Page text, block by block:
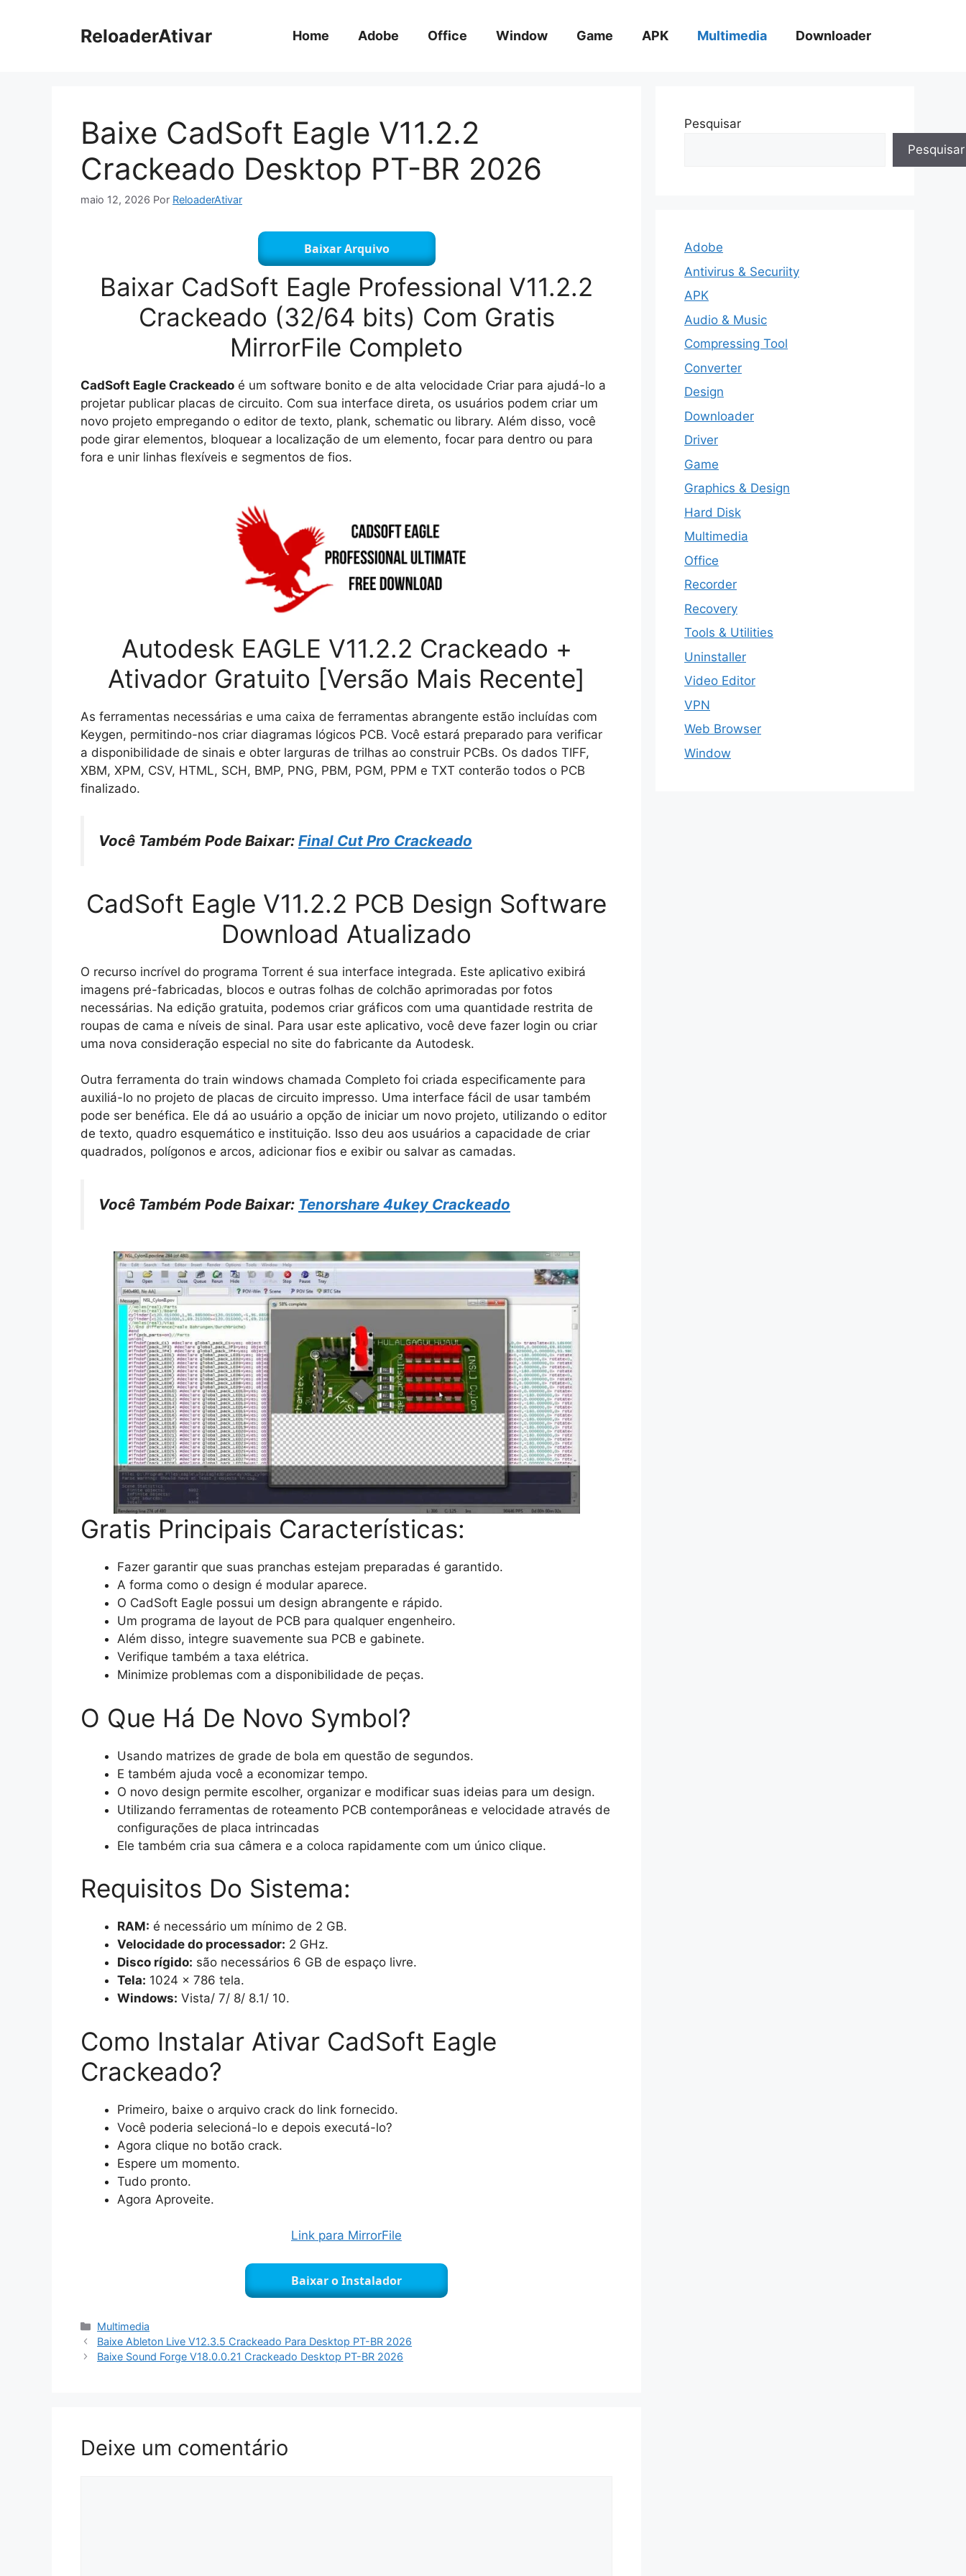
ReloaderAtivar Home Adobe Office Window Game APK Multimedia Downloader
Baixe CadSoft Eagle V11.2.2
Crackeado Desktop PT-BR 2026
maio 12, 2026 Por ReloaderAtivar
Baixar Arquivo
Baixar CadSoft Eagle Professional V11.2.2
Crackeado (32/64 bits) Com Gratis
MirrorFile Completo
CadSoft Eagle Crackeado é um software bonito e de alta velocidade Criar para ajudá-lo a
projetar publicar placas de circuito. Com sua interface direta, os usuários podem criar um
novo projeto empregando o editor de texto, plank, schematic ou library. Além disso, você
pode girar elementos, bloquear a localização de um elemento, focar para dentro ou para
fora e unir linhas flexíveis e segmentos de fios.
Autodesk EAGLE V11.2.2 Crackeado +
Ativador Gratuito [Versão Mais Recente]
As ferramentas necessárias e uma caixa de ferramentas abrangente estão incluídas com
Keygen, permitindo-nos criar diagramas lógicos PCB. Você estará preparado para verificar
a disponibilidade de sinais e obter larguras de trilhas ao construir PCBs. Os dados TIFF,
XBM, XPM, CSV, HTML, SCH, BMP, PNG, PBM, PGM, PPM e TXT conterão todos o PCB
finalizado.
Você Também Pode Baixar: Final Cut Pro Crackeado
CadSoft Eagle V11.2.2 PCB Design Software
Download Atualizado
O recurso incrível do programa Torrent é sua interface integrada. Este aplicativo exibirá
imagens pré-fabricadas, blocos e outras folhas de colchão aprimoradas por fotos
necessárias. Na edição gratuita, podemos criar gráficos com uma quantidade restrita de
roupas de cama e níveis de sinal. Para usar este aplicativo, você deve fazer login ou criar
uma nova consideração especial no site do fabricante da Autodesk.
Outra ferramenta do train windows chamada Completo foi criada especificamente para
auxiliá-lo no projeto de placas de circuito impresso. Uma interface fácil de usar também
pode ser benéfica. Ele dá ao usuário a opção de iniciar um novo projeto, utilizando o editor
de texto, quadro esquemático e instituição. Isso deu aos usuários a capacidade de criar
quadrados, polígonos e arcos, adicionar fios e exibir ou salvar as camadas.
Você Também Pode Baixar: Tenorshare 4ukey Crackeado
Gratis Principais Características:
Fazer garantir que suas pranchas estejam preparadas é garantido.
A forma como o design é modular aparece.
O CadSoft Eagle possui um design abrangente e rápido.
Um programa de layout de PCB para qualquer engenheiro.
Além disso, integre suavemente sua PCB e gabinete.
Verifique também a taxa elétrica.
Minimize problemas com a disponibilidade de peças.
O Que Há De Novo Symbol?
Usando matrizes de grade de bola em questão de segundos.
E também ajuda você a economizar tempo.
O novo design permite escolher, organizar e modificar suas ideias para um design.
Utilizando ferramentas de roteamento PCB contemporâneas e velocidade através de
configurações de placa intrincadas
Ele também cria sua câmera e a coloca rapidamente com um único clique.
Requisitos Do Sistema:
RAM: é necessário um mínimo de 2 GB.
Velocidade do processador: 2 GHz.
Disco rígido: são necessários 6 GB de espaço livre.
Tela: 1024 x 786 tela.
Windows: Vista/ 7/ 8/ 8.1/ 10.
Como Instalar Ativar CadSoft Eagle
Crackeado?
Primeiro, baixe o arquivo crack do link fornecido.
Você poderia selecioná-lo e depois executá-lo?
Agora clique no botão crack.
Espere um momento.
Tudo pronto.
Agora Aproveite.
Link para MirrorFile
Baixar o Instalador
Categorias
Multimedia
Baixe Ableton Live V12.3.5 Crackeado Para Desktop PT-BR 2026
Baixe Sound Forge V18.0.0.21 Crackeado Desktop PT-BR 2026
Deixe um comentário
Pesquisar
Pesquisar
Adobe
Antivirus & Securiity
APK
Audio & Music
Compressing Tool
Converter
Design
Downloader
Driver
Game
Graphics & Design
Hard Disk
Multimedia
Office
Recorder
Recovery
Tools & Utilities
Uninstaller
Video Editor
VPN
Web Browser
Window